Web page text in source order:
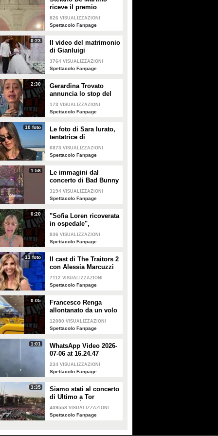
riceve il premio
intitolato al padre
Enrico
826 VISUALIZZAZIONI
Spettacolo Fanpage
0:23
Il video del matrimonio
di Gianluigi
Donnarumma e Alessia
Elefante
3764 VISUALIZZAZIONI
Spettacolo Fanpage
2:30
Gerardina Trovato
annuncia lo stop del
tour per problemi di
salute
173 VISUALIZZAZIONI
Spettacolo Fanpage
10 foto
Le foto di Sara Iurato,
tentatrice di
Temptation Island 2026
6873 VISUALIZZAZIONI
Spettacolo Fanpage
1:58
Le immagini dal
concerto di Bad Bunny
a Milano
3194 VISUALIZZAZIONI
Spettacolo Fanpage
0:20
"Sofia Loren ricoverata
in ospedale",
Alessandra Mussolini
smentisce: "È serena e
836 VISUALIZZAZIONI
Spettacolo Fanpage
13 foto
Il cast di The Traitors 2
con Alessia Marcuzzi
7112 VISUALIZZAZIONI
Spettacolo Fanpage
0:05
Francesco Renga
allontanato da un volo
Ryanair dopo una
discussione con gli
12080 VISUALIZZAZIONI
Spettacolo Fanpage
1:01
WhatsApp Video 2026-
07-06 at 16.24.47
234 VISUALIZZAZIONI
Spettacolo Fanpage
3:35
Siamo stati al concerto
di Ultimo a Tor
Vergata: "È il giorno
che aspettavo, questa è
409558 VISUALIZZAZIONI
Spettacolo Fanpage